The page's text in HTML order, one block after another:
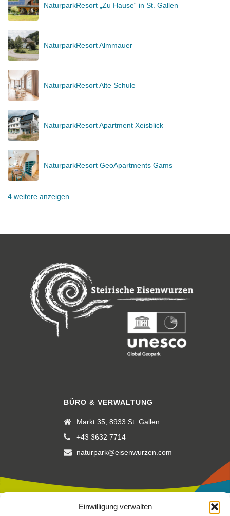
Einwilligung verwalten
NaturparkResort „Zu Hause“ in St. Gallen
NaturparkResort Almmauer
NaturparkResort Alte Schule
NaturparkResort Apartment Xeisblick
NaturparkResort GeoApartments Gams
4 weitere anzeigen
BÜRO & VERWALTUNG
Markt 35, 8933 St. Gallen
+43 3632 7714
naturpark@eisenwurzen.com